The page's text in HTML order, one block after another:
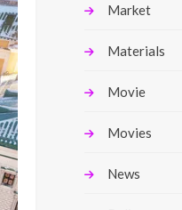
Market
Materials
Movie
Movies
News